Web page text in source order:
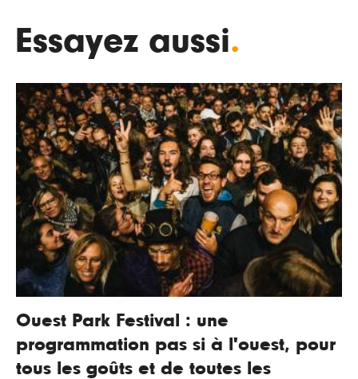
Essayez aussi.
Ouest Park Festival : une
programmation pas si à l'ouest, pour
tous les goûts et de toutes les